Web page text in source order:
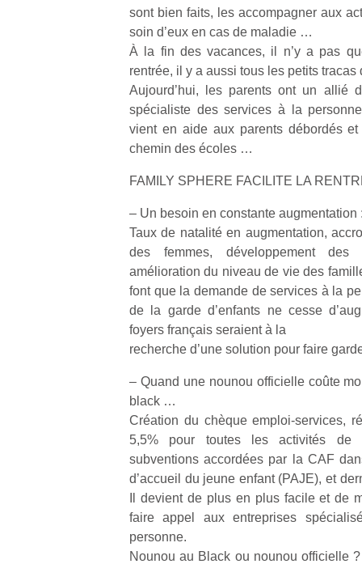
sont bien faits, les accompagner aux
soin d’eux en cas de maladie …
À la fin des vacances, il n’y a pas
rentrée, il y a aussi tous les petits tracas
Aujourd’hui, les parents ont un allié
spécialiste des services à la
vient en aide aux parents débordés
chemin des écoles …
FAMILY SPHERE FACILITE LA
– Un besoin en constante augmentation
Taux de natalité en augmentation,
des femmes, développement des
amélioration du niveau de vie des
font que la demande de services à la
de la garde d’enfants ne cesse
foyers français seraient à la
recherche d’une solution pour faire
– Quand une nounou officielle coûte
black …
Création du chèque emploi-services,
5,5% pour toutes les activités de
subventions accordées par la CAF
d’accueil du jeune enfant (PAJE), et
Il devient de plus en plus facile et de
faire appel aux entreprises
personne.
Nounou au Black ou nounou officielle